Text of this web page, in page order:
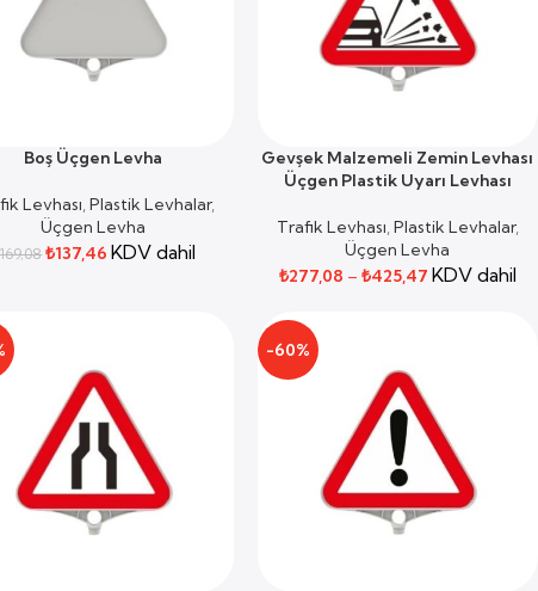
EKLE
Boş Üçgen Levha
Levhası,Plastik Levhalar,
Üçgen Levha
169,08 ₺137,46 KDV dahil
SEÇENEKLER
Gevşek Malzemeli Zemin Levhası
Üçgen Plastik Uyarı Levhası
Trafik Levhası,Plastik Levhalar,
Üçgen Levha
₺277,08 – ₺425,47 KDV dahil
-60%